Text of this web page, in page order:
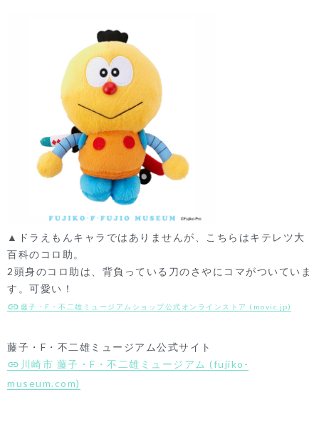
▲ドラえもんキャラではありませんが、こちらはキテレツ大
百科のコロ助。
2頭身のコロ助は、背負っている刀のさやにコマがついていま
す。可愛い！
藤子・F・不二雄ミュージアムショップ公式オンラインストア (movic.jp)
藤子・F・不二雄ミュージアム公式サイト
川崎市 藤子・F・不二雄ミュージアム (fujiko-
museum.com)